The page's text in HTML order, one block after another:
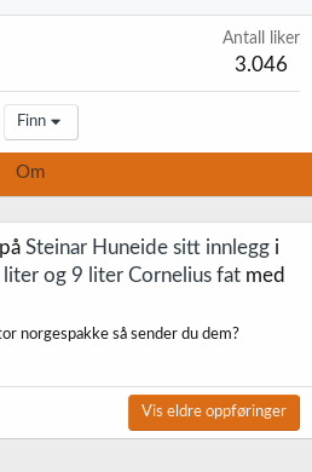
Antall liker
3.046
Finn
Om
Steinar Huneide sitt innlegg i
liter og 9 liter Cornelius fatmed
norgespakke så sender du dem?
Vis eldre oppføringer